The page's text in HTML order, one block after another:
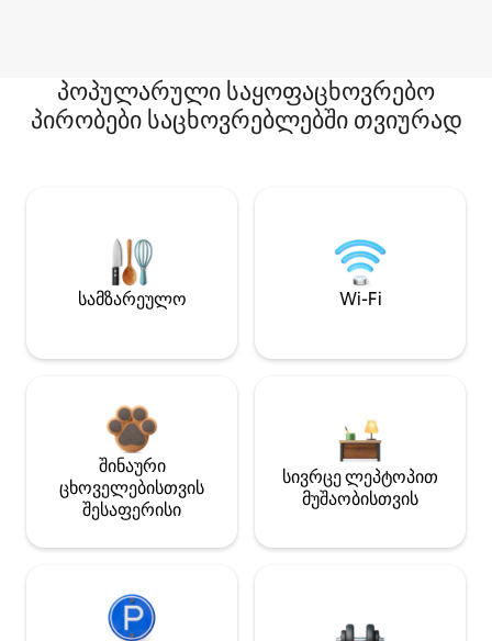
პოპულარული საყოფაცხოვრებო
პირობები საცხოვრებლებში თვიურად
სამზარეულო Wi-Fi
შინაური
ცხოველებისთვის
შესაფერისი
სივრცე ლეპტოპით
მუშაობისთვის